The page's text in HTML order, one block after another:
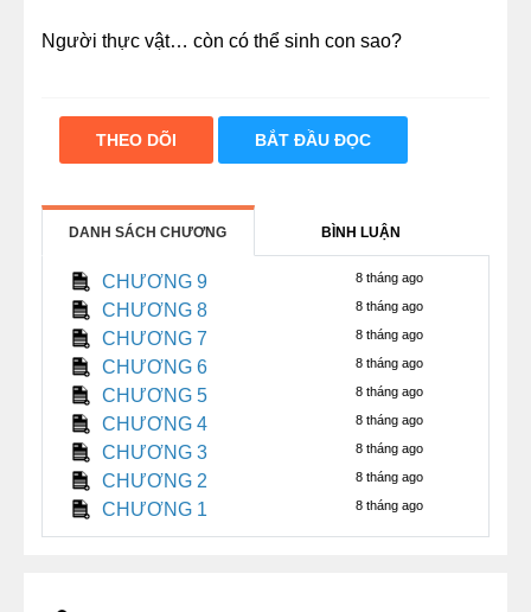
Người thực vật… còn có thể sinh con sao?
THEO DÕI BẮT ĐẦU ĐỌC
DANH SÁCH CHƯƠNG BÌNH LUẬN
CHƯƠNG 9 8 tháng ago
CHƯƠNG 8 8 tháng ago
CHƯƠNG 7 8 tháng ago
CHƯƠNG 6 8 tháng ago
CHƯƠNG 5 8 tháng ago
CHƯƠNG 4 8 tháng ago
CHƯƠNG 3 8 tháng ago
CHƯƠNG 2 8 tháng ago
CHƯƠNG 1 8 tháng ago